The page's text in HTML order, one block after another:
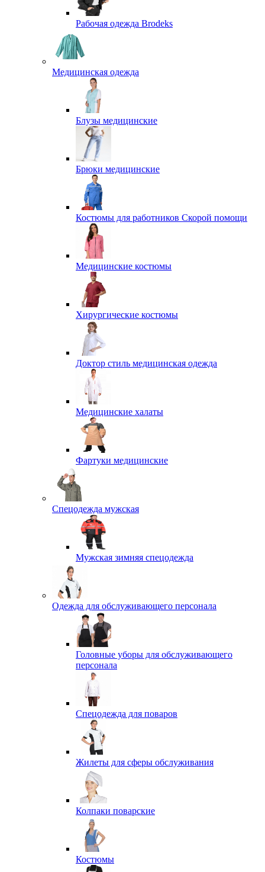
Рабочая одежда Brodeks
Медицинская одежда
Блузы медицинские
Брюки медицинские
Костюмы для работников Скорой помощи
Медицинские костюмы
Хирургические костюмы
Доктор стиль медицинская одежда
Медицинские халаты
Фартуки медицинские
Спецодежда мужская
Мужская зимняя спецодежда
Одежда для обслуживающего персонала
Головные уборы для обслуживающего
персонала
Спецодежда для поваров
Жилеты для сферы обслуживания
Колпаки поварские
Костюмы